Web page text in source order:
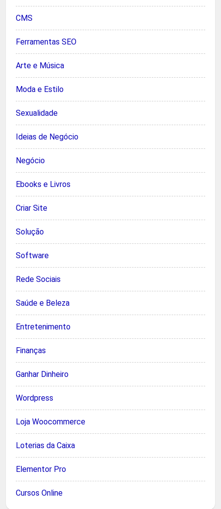
CMS
Ferramentas SEO
Arte e Música
Moda e Estilo
Sexualidade
Ideias de Negócio
Negócio
Ebooks e Livros
Criar Site
Solução
Software
Rede Sociais
Saúde e Beleza
Entretenimento
Finanças
Ganhar Dinheiro
Wordpress
Loja Woocommerce
Loterias da Caixa
Elementor Pro
Cursos Online